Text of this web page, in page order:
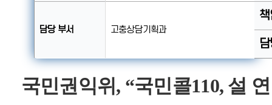
담당 부서 고충상담기획과
국민권익위, “국민콜110, 설 연